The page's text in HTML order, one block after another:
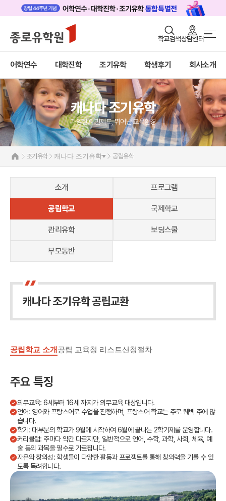
학교검색상담센터
어학연수 대학진학 조기유학 학생후기 회사소개
로그인 회원가입
어학연수
대학진학
조기/캠프
프로그램
학생후기
고객서비스
유학가이드
미국
캐나다
캐나다 조기유학 안내
프로그램
공립유학
국제학교
관리유학
보딩스쿨
호주
뉴질랜드
필리핀
교환학생
조기유학 정보
캐나다 조기유학
다양한 이민제도, 뛰어난 교육환경
조기유학 캐나다 조기유학 공립유학
소개 프로그램
공립학교 국제학교
관리유학 보딩스쿨
부모동반
캐나다 조기유학 공립교환
공립학교 소개공립 교육청 리스트신청절차
주요 특징
의무교육: 6세부터 16세 까지가 의무교육 대상입니다.
언어: 영어와 프랑스어로 수업을 진행하며, 프랑스어 학교는 주로 퀘벡 주에 많
습니다.
학기: 대부분의 학교가 9월에 시작하여 6월에 끝나는 2학기제를 운영합니다.
커리큘럼: 주마다 약간 다르지만, 일반적으로 언어, 수학, 과학, 사회, 체육, 예
술 등의 과목을 필수로 가르칩니다.
자유와 창의성: 학생들이 다양한 활동과 프로젝트를 통해 창의력을 기를 수 있
도록 독려합니다.